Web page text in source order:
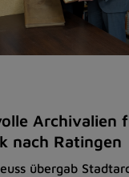
Archivalien
nach Ratingen
übergab